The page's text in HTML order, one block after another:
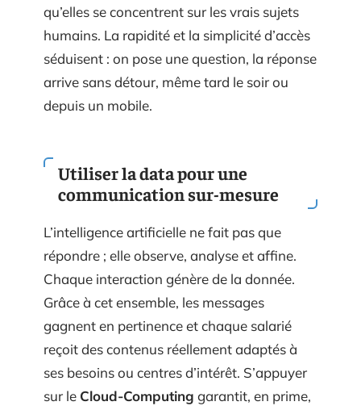
qu’elles se concentrent sur les vrais sujets
humains. La rapidité et la simplicité d’accès
séduisent : on pose une question, la réponse
arrive sans détour, même tard le soir ou
depuis un mobile.
Utiliser la data pour une
communication sur-mesure
L’intelligence artificielle ne fait pas que
répondre ; elle observe, analyse et affine.
Chaque interaction génère de la donnée.
Grâce à cet ensemble, les messages
gagnent en pertinence et chaque salarié
reçoit des contenus réellement adaptés à
ses besoins ou centres d’intérêt. S’appuyer
sur le Cloud-Computing garantit, en prime,